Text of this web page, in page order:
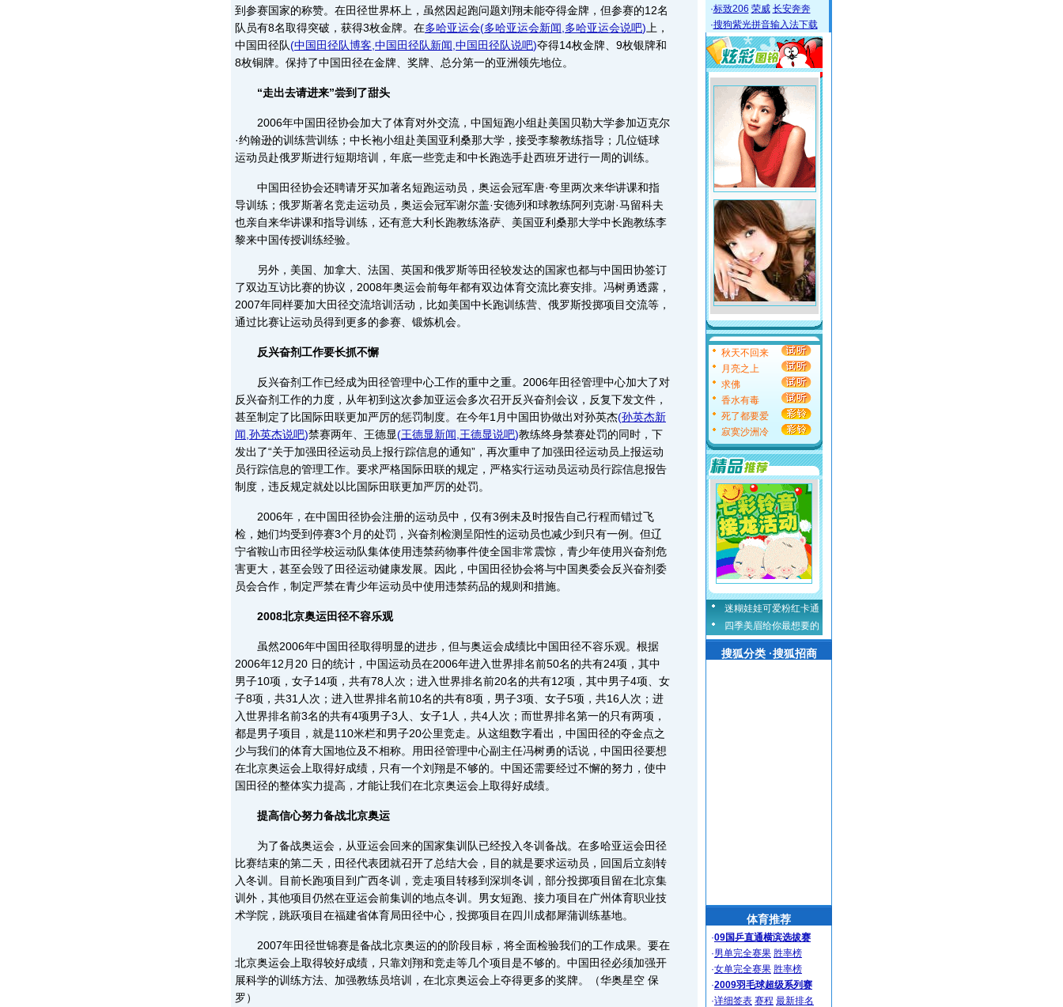
到参赛国家的称赞。在田径世界杯上，虽然因起跑问题刘翔未能夺得金牌，但参赛的12名
队员有8名取得突破，获得3枚金牌。在多哈亚运会(多哈亚运会新闻 多哈亚运会说吧) 上，
中国田径队(中国田径队博客 中国田径队新闻 中国田径队说吧)夺得14枚金牌、9枚银牌和
8枚铜牌。保持了中国田径在金牌、奖牌、总分第一的亚洲领先地位。
“走出去请进来”尝到了甜头
2006年中国田径协会加大了体育对外交流，中国短跑小组赴美国贝勒大学参加迈克尔
·约翰逊的训练营训练；中长袍小组赴美国亚利桑那大学，接受李黎教练指导；几位链球
运动员赴俄罗斯进行短期培训，年底一些竞走和中长跑选手赴西班牙进行一周的训练。
中国田径协会还聘请牙买加著名短跑运动员，奥运会冠军唐·夸里两次来华讲课和指
导训练；俄罗斯著名竞走运动员，奥运会冠军谢尔盖·安德列和球教练阿列克谢·马留科夫
也亲自来华讲课和指导训练，还有意大利长跑教练洛萨、美国亚利桑那大学中长跑教练李
黎来中国传授训练经验。
另外，美国、加拿大、法国、英国和俄罗斯等田径较发达的国家也都与中国田协签订
了双边互访比赛的协议，2008年奥运会前每年都有双边体育交流比赛安排。冯树勇透露，
2007年同样要加大田径交流培训活动，比如美国中长跑训练营、俄罗斯投掷项目交流等，
通过比赛让运动员得到更多的参赛、锻炼机会。
反兴奋剂工作要长抓不懈
反兴奋剂工作已经成为田径管理中心工作的重中之重。2006年田径管理中心加大了对
反兴奋剂工作的力度，从年初到这次参加亚运会多次召开反兴奋剂会议，反复下发文件，
甚至制定了比国际田联更加严厉的惩罚制度。在今年1月中国田协做出对孙英杰(孙英杰新
闻 孙英杰说吧)禁赛两年、王德显(王德显新闻 王德显说吧)教练终身禁赛处罚的同时，下
发出了“关于加强田径运动员上报行踪信息的通知”，再次重申了加强田径运动员上报运动
员行踪信息的管理工作。要求严格国际田联的规定，严格实行运动员运动员行踪信息报告
制度，违反规定就处以比国际田联更加严厉的处罚。
2006年，在中国田径协会注册的运动员中，仅有3例未及时报告自己行程而错过飞
检，她们均受到停赛3个月的处罚，兴奋剂检测呈阳性的运动员也减少到只有一例。但辽
宁省鞍山市田径学校运动队集体使用违禁药物事件使全国非常震惊，青少年使用兴奋剂危
害更大，甚至会毁了田径运动健康发展。因此，中国田径协会将与中国奥委会反兴奋剂委
员会合作，制定严禁在青少年运动员中使用违禁药品的规则和措施。
2008北京奥运田径不容乐观
虽然2006年中国田径取得明显的进步，但与奥运会成绩比中国田径不容乐观。根据
2006年12月20 日的统计，中国运动员在2006年进入世界排名前50名的共有24项，其中
男子10项，女子14项，共有78人次；进入世界排名前20名的共有12项，其中男子4项、女
子8项，共31人次；进入世界排名前10名的共有8项，男子3项、女子5项，共16人次；进
入世界排名前3名的共有4项男子3人、女子1人，共4人次；而世界排名第一的只有两项，
都是男子项目，就是110米栏和男子20公里竞走。从这组数字看出，中国田径的夺金点之
少与我们的体育大国地位及不相称。用田径管理中心副主任冯树勇的话说，中国田径要想
在北京奥运会上取得好成绩，只有一个刘翔是不够的。中国还需要经过不懈的努力，使中
国田径的整体实力提高，才能让我们在北京奥运会上取得好成绩。
提高信心努力备战北京奥运
为了备战奥运会，从亚运会回来的国家集训队已经投入冬训备战。在多哈亚运会田径
比赛结束的第二天，田径代表团就召开了总结大会，目的就是要求运动员，回国后立刻转
入冬训。目前长跑项目到广西冬训，竞走项目转移到深圳冬训，部分投掷项目留在北京集
训外，其他项目仍然在亚运会前集训的地点冬训。男女短跑、接力项目在广州体育职业技
术学院，跳跃项目在福建省体育局田径中心，投掷项目在四川成都犀蒲训练基地。
2007年田径世锦赛是备战北京奥运的的阶段目标，将全面检验我们的工作成果。要在
北京奥运会上取得较好成绩，只靠刘翔和竞走等几个项目是不够的。中国田径必须加强开
展科学的训练方法、加强教练员培训，在北京奥运会上夺得更多的奖牌。（华奥星空 保
罗）
·标致206 荣威 长安奔奔
·搜狗紫光拼音输入法下载
秋天不回来
月亮之上
求佛
香水有毒
死了都要爱
寂寞沙洲冷
迷糊娃娃可爱粉红卡通
四季美眉给你最想要的
搜狐分类 ·搜狐招商
体育推荐
·09国乒直通横滨选拔赛
·男单完全赛果 胜率榜
·女单完全赛果 胜率榜
·2009羽毛球超级系列赛
·详细签表 赛程 最新排名